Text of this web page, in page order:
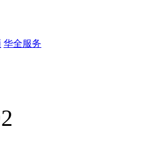
华全服务